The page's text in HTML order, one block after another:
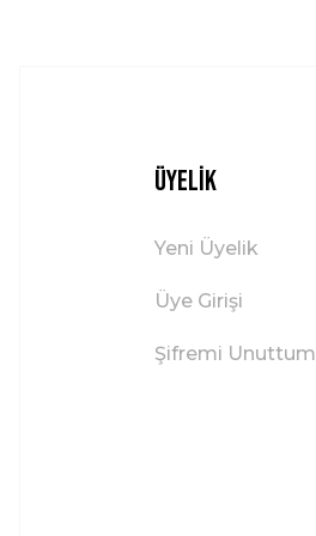
Üyelik
Yeni Üyelik
Üye Girişi
Şifremi Unuttum